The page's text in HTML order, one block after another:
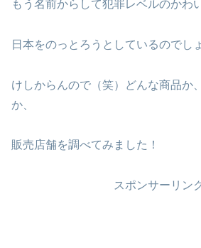
もう名前からして犯罪レベルのかわ
日本をのっとろうとしているのでし
けしからんので（笑）どんな商品か
か、
販売店舗を調べてみました！
スポンサーリン